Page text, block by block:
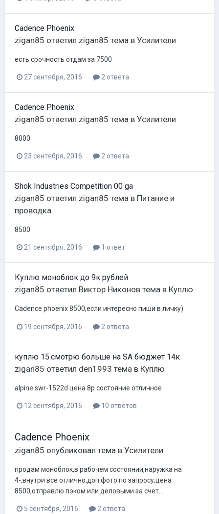
Cadence Phoenix
zigan85 ответил zigan85 тема в Усилители
есть срочность отдам за 7500
27 сентября, 2016 2 ответа
Cadence Phoenix
zigan85 ответил zigan85 тема в Усилители
8000
23 сентября, 2016 2 ответа
Shok Industries Competition 00 ga
zigan85 ответил zigan85 тема в Питание и
проводка
8500
21 сентября, 2016 1 ответ
Куплю моноблок до 9к рублей
zigan85 ответил Виктор Никонов тема в Куплю
Cadence phoenix 8500,если интересно пиши в личку)
19 сентября, 2016 2 ответа
куплю 15.смотрю больше на SA бюджет 14к
zigan85 ответил den1993 тема в Куплю
alpine swr-1522d цена 8р состояние отличное
12 сентября, 2016 10 ответов
Cadence Phoenix
zigan85 опубликовал тема в Усилители
продам моноблок,в рабочем состоянии,наружка на
4-,внутри все отлично,доп.фото по запросу,цена
8500,отправлю пэком или деловыми за счет...
5 сентября, 2016 2 ответа